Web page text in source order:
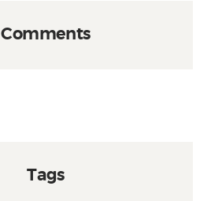
Comments
Tags